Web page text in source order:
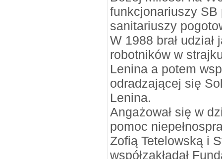
funkcjonariuszy SB
sanitariuszy
W 1988 brał
robotników w
Lenina a potem
odradzającej się
Lenina.
Angażował się w
pomoc
Zofią Tetelowską i
współzakładał